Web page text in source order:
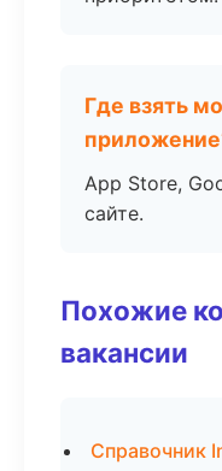
Где взять
App Store,
сайте.
Похожие
вакансии
Справочник